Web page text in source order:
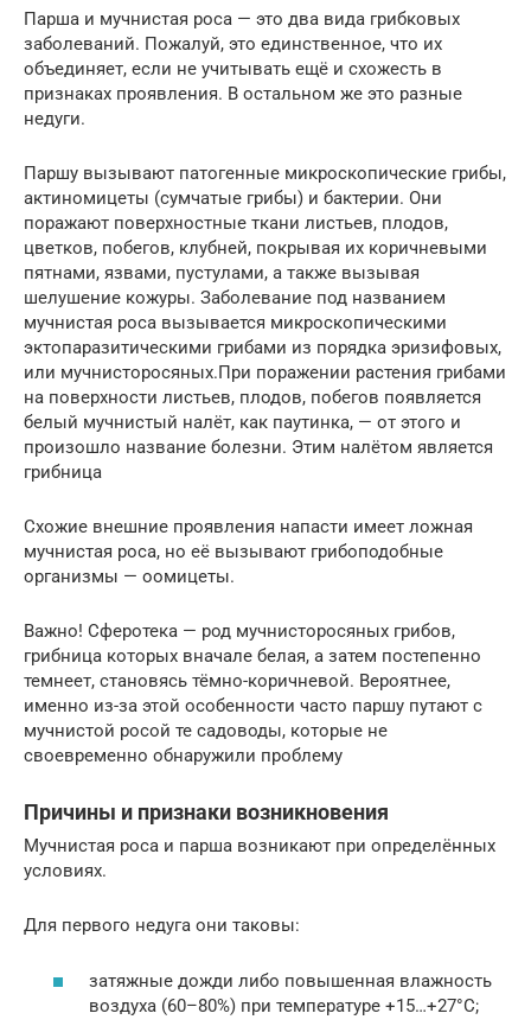
Парша и мучнистая роса — это два вида грибковых
заболеваний. Пожалуй, это единственное, что их
объединяет, если не учитывать ещё и схожесть в
признаках проявления. В остальном же это разные
недуги.
Паршу вызывают патогенные микроскопические грибы,
актиномицеты (сумчатые грибы) и бактерии. Они
поражают поверхностные ткани листьев, плодов,
цветков, побегов, клубней, покрывая их коричневыми
пятнами, язвами, пустулами, а также вызывая
шелушение кожуры. Заболевание под названием
мучнистая роса вызывается микроскопическими
эктопаразитическими грибами из порядка эризифовых,
или мучнисторосяных.При поражении растения грибами
на поверхности листьев, плодов, побегов появляется
белый мучнистый налёт, как паутинка, — от этого и
произошло название болезни. Этим налётом является
грибница
Схожие внешние проявления напасти имеет ложная
мучнистая роса, но её вызывают грибоподобные
организмы — оомицеты.
Важно! Сферотека — род мучнисторосяных грибов,
грибница которых вначале белая, а затем постепенно
темнеет, становясь тёмно-коричневой. Вероятнее,
именно из-за этой особенности часто паршу путают с
мучнистой росой те садоводы, которые не
своевременно обнаружили проблему
Причины и признаки возникновения
Мучнистая роса и парша возникают при определённых
условиях.
Для первого недуга они таковы:
затяжные дожди либо повышенная влажность
воздуха (60–80%) при температуре +15…+27°С;